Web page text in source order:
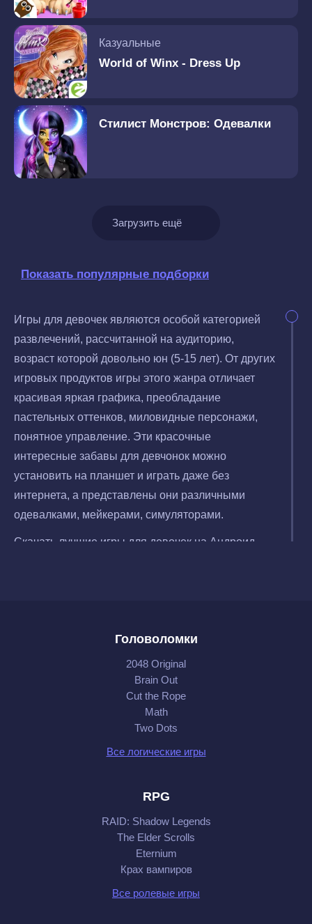
Казуальные
World of Winx - Dress Up
Стилист Монстров: Одевалки
Загрузить ещё
Показать популярные подборки
Игры для девочек являются особой категорией
развлечений, рассчитанной на аудиторию,
возраст которой довольно юн (5-15 лет). От других
игровых продуктов игры этого жанра отличает
красивая яркая графика, преобладание
пастельных оттенков, миловидные персонажи,
понятное управление. Эти красочные
интересные забавы для девчонок можно
установить на планшет и играть даже без
интернета, а представлены они различными
одевалками, мейкерами, симуляторами.
Скачать лучшие игры для девочек на Андроид
поможет сделать удачный выбор, насладиться
красивыми развлечениями и позволит бесплатно
играть в игры для девочек на телефоне.
Головоломки
2048 Original
Brain Out
Cut the Rope
Math
Two Dots
Все логические игры
RPG
RAID: Shadow Legends
The Elder Scrolls
Eternium
Крах вампиров
Все ролевые игры